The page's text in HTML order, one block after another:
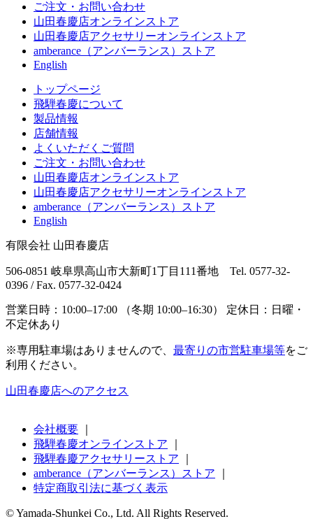
ご注文・お問い合わせ
山田春慶店オンラインストア
山田春慶店アクセサリーオンラインストア
amberance（アンバーランス）ストア
English
トップページ
飛騨春慶について
製品情報
店舗情報
よくいただくご質問
ご注文・お問い合わせ
山田春慶店オンラインストア
山田春慶店アクセサリーオンラインストア
amberance（アンバーランス）ストア
English
有限会社 山田春慶店
506-0851 岐阜県高山市大新町1丁目111番地 Tel. 0577-32-
0396 / Fax. 0577-32-0424
営業日時：10:00–17:00 （冬期 10:00–16:30） 定休日：日曜・
不定休あり
※専用駐車場はありませんので、 最寄りの市営駐車場等をご
利用ください。
山田春慶店へのアクセス
会社概要
飛騨春慶オンラインストア
飛騨春慶アクセサリーストア
amberance（アンバーランス）ストア
特定商取引法に基づく表示
© Yamada-Shunkei Co., Ltd. All Rights Reserved.